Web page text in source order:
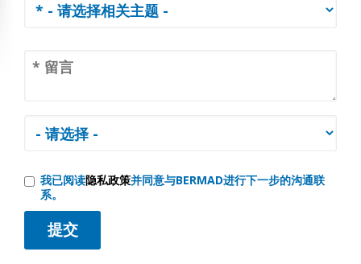
我已阅读隐私政策并同意与BERMAD进行下一步的沟通联
系。